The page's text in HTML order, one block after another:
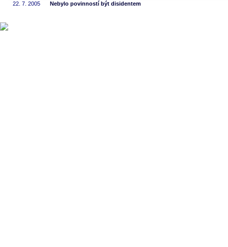
22. 7. 2005
Nebylo povinností být disidentem